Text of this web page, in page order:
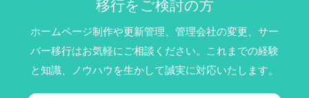
移行をご検討の方
ホームページ制作や更新管理、管理会社の変更、サー
バー移行はお気軽にご相談ください。これまでの経験
と知識、ノウハウを生かして誠実に対応いたします。